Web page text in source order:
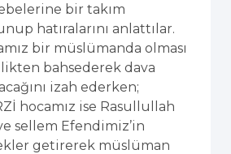
bir takım
hatıralarını anlattılar.
bir müslümanda olması
bahsederek dava
izah ederken;
hocamız ise Rasullullah
sellem Efendimiz’in
getirerek müslüman